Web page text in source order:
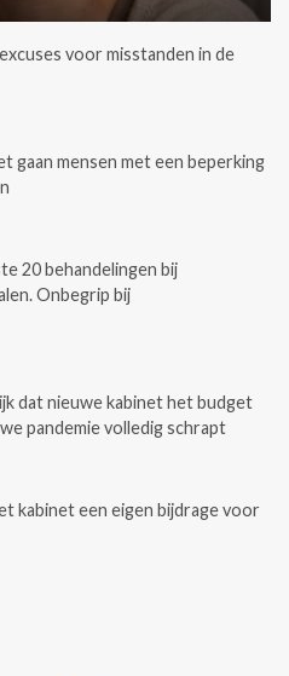
voor misstanden in de
gaan mensen met een beperking
20 behandelingen bij
Onbegrip bij
dat nieuwe kabinet het budget
pandemie volledig schrapt
kabinet een eigen bijdrage voor